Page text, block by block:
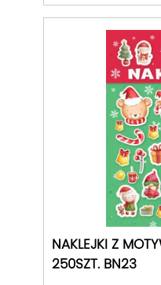
NAKLEJKI Z
250SZT. BN23